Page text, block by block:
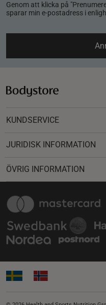
Genom att klicka på
sparar min e-postadress i
KUNDSERVICE
JURIDISK INFORMATION
ÖVRIG INFORMATION